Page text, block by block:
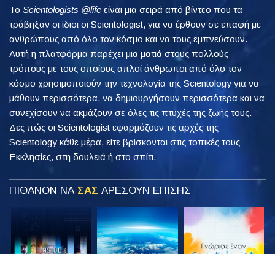
Το Scientologists @life είναι μια σειρά από βίντεο που τα
τράβηξαν οι ίδιοι οι Scientologist, για να έρθουν σε επαφή με
ανθρώπους από όλο τον κόσμο και να τους εμπνεύσουν.
Αυτή η πλατφόρμα παρέχει μια ματιά στους πολλούς
τρόπους με τους οποίους απλοί άνθρωποι από όλο τον
κόσμο χρησιμοποιούν την τεχνολογία της Scientology για να
μάθουν περισσότερα, να δημιουργήσουν περισσότερα και να
συνεχίσουν να ακμάζουν σε όλες τις πτυχές της ζωής τους.
Δες πώς οι Scientologist εφαρμόζουν τις αρχές της
Scientology κάθε μέρα, είτε βρίσκονται στις τοπικές τους
Εκκλησίες, στη δουλειά ή στο σπίτι.
ΠΙΘΑΝΟΝ ΝΑ ΣΑΣ ΑΡΕΣΟΥΝ ΕΠΙΣΗΣ